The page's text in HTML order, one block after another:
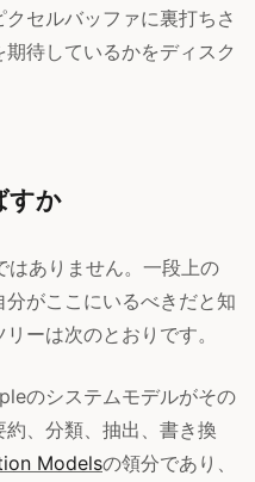
セルバッファに裏打ちさ
待しているかをディスク
すか
はありません。一段上の
がここにいるべきだと知
ーは次のとおりです。
のシステムモデルがその
、分類、抽出、書き換
Modelsの領分であり、